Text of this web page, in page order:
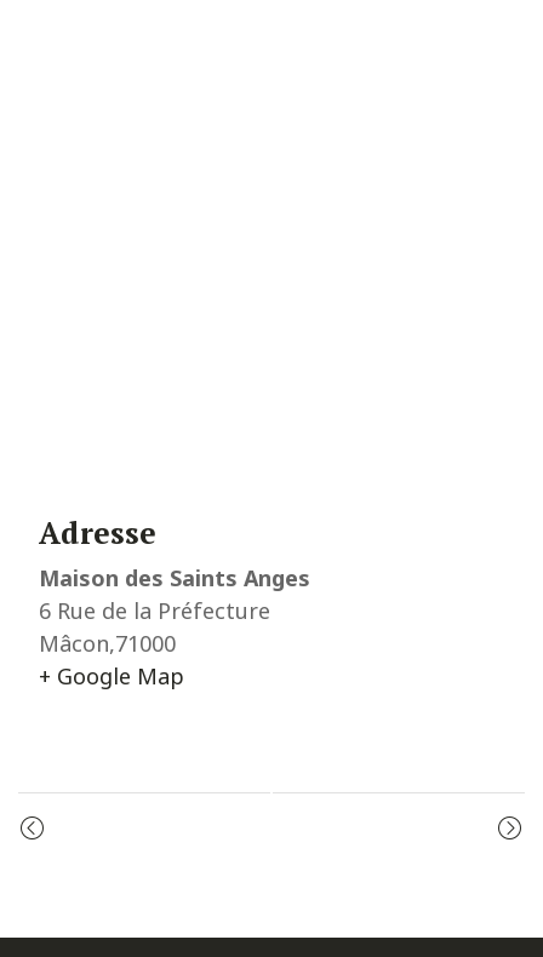
Adresse
Maison des Saints Anges
6 Rue de la Préfecture
Mâcon,71000
+ Google Map
Event